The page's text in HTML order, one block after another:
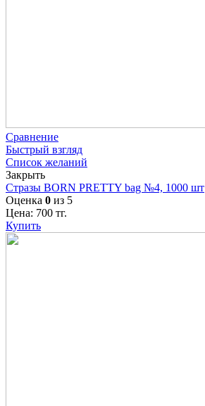
Сравнение
Быстрый взгляд
Список желаний
Закрыть
Стразы BORN PRETTY bag №4, 1000 шт
Оценка 0 из 5
Цена: 700 тг.
Купить